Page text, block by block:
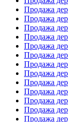
Продажа
Продажа
Продажа
Продажа
Продажа
Продажа
Продажа
Продажа
Продажа
Продажа
Продажа
Продажа
Продажа